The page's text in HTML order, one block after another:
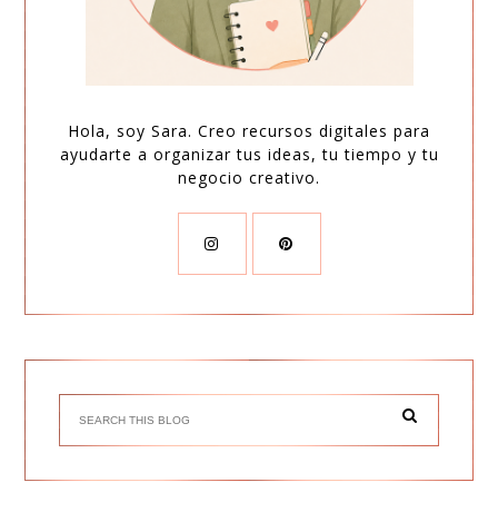
Hola, soy Sara. Creo recursos digitales para
ayudarte a organizar tus ideas, tu tiempo y tu
negocio creativo.